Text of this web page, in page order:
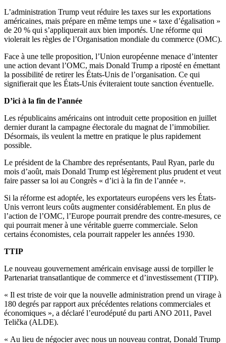
L’administration Trump veut réduire les taxes sur les exportations
américaines, mais prépare en même temps une « taxe d’égalisation »
de 20 % qui s’appliquerait aux bien importés. Une réforme qui
violerait les règles de l’Organisation mondiale du commerce (OMC).
Face à une telle proposition, l’Union européenne menace d’intenter
une action devant l’OMC, mais Donald Trump a riposté en émettant
la possibilité de retirer les États-Unis de l’organisation. Ce qui
signifierait que les États-Unis éviteraient toute sanction éventuelle.
D’ici à la fin de l’année
Les républicains américains ont introduit cette proposition en juillet
dernier durant la campagne électorale du magnat de l’immobilier.
Désormais, ils veulent la mettre en pratique le plus rapidement
possible.
Le président de la Chambre des représentants, Paul Ryan, parle du
mois d’août, mais Donald Trump est légèrement plus prudent et veut
faire passer sa loi au Congrès « d’ici à la fin de l’année ».
Si la réforme est adoptée, les exportateurs européens vers les États-
Unis verront leurs coûts augmenter considérablement. En plus de
l’action de l’OMC, l’Europe pourrait prendre des contre-mesures, ce
qui pourrait mener à une véritable guerre commerciale. Selon
certains économistes, cela pourrait rappeler les années 1930.
TTIP
Le nouveau gouvernement américain envisage aussi de torpiller le
Partenariat transatlantique de commerce et d’investissement (TTIP).
« Il est triste de voir que la nouvelle administration prend un virage à
180 degrés par rapport aux précédentes relations commerciales et
économiques », a déclaré l’eurodéputé du parti ANO 2011, Pavel
Telička (ALDE).
« Au lieu de négocier avec nous un nouveau contrat, Donald Trump